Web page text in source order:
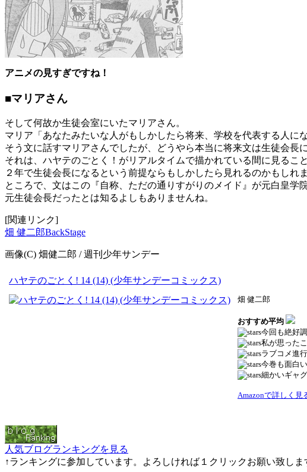
アニメの見すぎですね！
■マリアさん
そして何故か生徒会室にいたマリアさん。
マリア「あなたみたいな人がもしかしたら将来、学校を代表する人に
そう文に話すマリアさんでしたが、どうやら本当に将来文は生徒会長
それは、ハヤテのごとく！がリアルタイムで描かれている間に見るこ
２年で生徒会長になるという前提ならもしかしたら見れるのかもしれ
ところで、文はこの『自称、ただの通りすがりのメイド』が元白皇学
元生徒会長だったとは知るよしもありませんね。
[関連リンク]
畑 健二郎BackStage
画像(C) 畑健二郎 / 週刊少年サンデー
ハヤテのごとく! 14 (14) (少年サンデーコミックス)
畑 健二郎
おすすめ平均
今回も絶好
私が思った
ラブコメ進
今巻も面白い
細かいギャ
Amazonで詳しく見
人気ブログランキングを見る
↑ランキングに参加しています。よろしければ１クリックお願い致しま